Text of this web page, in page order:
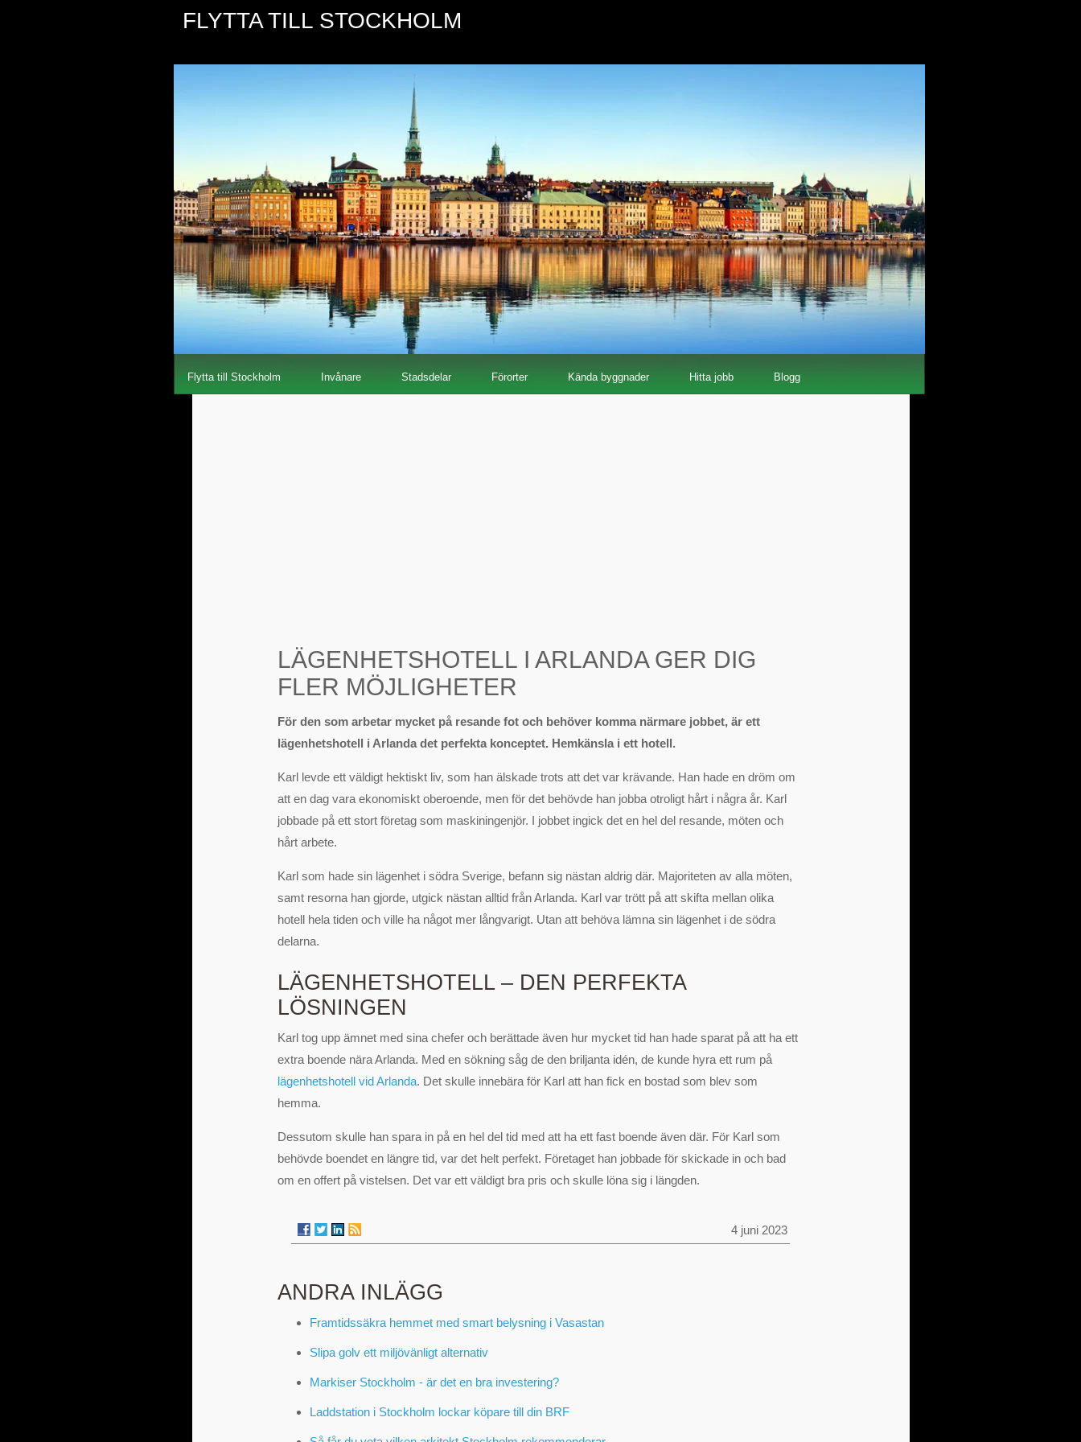
FLYTTA TILL STOCKHOLM
Flytta till Stockholm Invånare Stadsdelar Förorter Kända byggnader Hitta jobb Blogg
LÄGENHETSHOTELL I ARLANDA GER DIG
FLER MÖJLIGHETER
För den som arbetar mycket på resande fot och behöver komma närmare jobbet, är ett
lägenhetshotell i Arlanda det perfekta konceptet. Hemkänsla i ett hotell.
Karl levde ett väldigt hektiskt liv, som han älskade trots att det var krävande. Han hade en dröm om
att en dag vara ekonomiskt oberoende, men för det behövde han jobba otroligt hårt i några år. Karl
jobbade på ett stort företag som maskiningenjör. I jobbet ingick det en hel del resande, möten och
hårt arbete.
Karl som hade sin lägenhet i södra Sverige, befann sig nästan aldrig där. Majoriteten av alla möten,
samt resorna han gjorde, utgick nästan alltid från Arlanda. Karl var trött på att skifta mellan olika
hotell hela tiden och ville ha något mer långvarigt. Utan att behöva lämna sin lägenhet i de södra
delarna.
LÄGENHETSHOTELL – DEN PERFEKTA
LÖSNINGEN
Karl tog upp ämnet med sina chefer och berättade även hur mycket tid han hade sparat på att ha ett
extra boende nära Arlanda. Med en sökning såg de den briljanta idén, de kunde hyra ett rum på
lägenhetshotell vid Arlanda. Det skulle innebära för Karl att han fick en bostad som blev som
hemma.
Dessutom skulle han spara in på en hel del tid med att ha ett fast boende även där. För Karl som
behövde boendet en längre tid, var det helt perfekt. Företaget han jobbade för skickade in och bad
om en offert på vistelsen. Det var ett väldigt bra pris och skulle löna sig i längden.
4 juni 2023
ANDRA INLÄGG
Framtidssäkra hemmet med smart belysning i Vasastan
Slipa golv ett miljövänligt alternativ
Markiser Stockholm - är det en bra investering?
Laddstation i Stockholm lockar köpare till din BRF